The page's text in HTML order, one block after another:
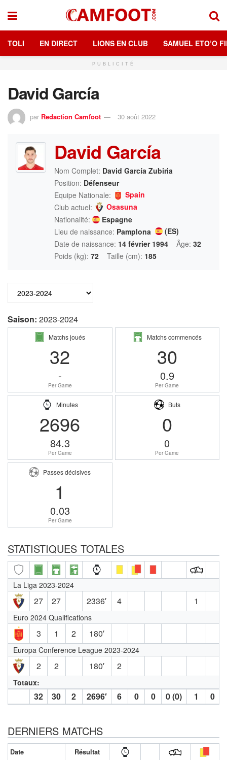
TOLI EN DIRECT LIONS EN CLUB SAMUEL ETO’O
PUBLICITÉ
David García
par Redaction Camfoot 30 août 2022
David García
Nom Complet: David García Zubiria
Position: Défenseur
Equipe Nationale:
Spain
Club actuel:
Osasuna
Nationalité:
Espagne
Lieu de naissance: Pamplona
(ES)
Date de naissance: 14 février 1994 Âge: 32
Poids (kg): 72 Taille (cm): 185
Saison: 2023-2024
Matchs joués
32
-
Per Game
Matchs commencés
30
0.9
Per Game
Minutes
2696
84.3
Per Game
Buts
0
0
Per Game
Passes décisives
1
0.03
Per Game
STATISTIQUES TOTALES
La Liga 2023-2024
27 27 2336′ 4 1
Euro 2024 Qualifications
3 1 2 180′
Europa Conference League 2023-2024
2 2 180′ 2
Totaux:
32 30 2 2696′ 6 0 0 0 (0) 1 0
DERNIERS MATCHS
Date Résultat